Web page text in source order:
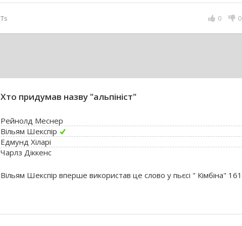
Ts 0
0
Хто придумав назву "альпініст"
Рейнолд Меснер
Вільям Шекспір
Едмунд Хіларі
Чарлз Діккенс
Вільям Шекспір вперше використав це слово у пьєсі " Кімбіна"